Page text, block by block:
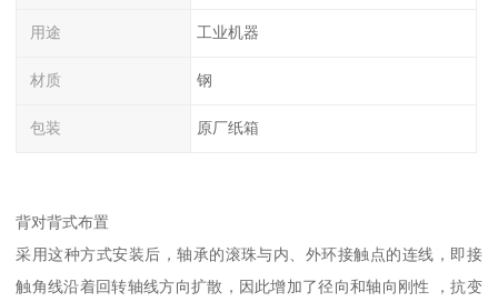
用途 工业机器
材质 钢
包装 原厂纸箱
背对背式布置
采用这种方式安装后，轴承的滚珠与内、外环接触点的连线，即接
触角线沿着回转轴线方向扩散，因此增加了径向和轴向刚性 ，抗变